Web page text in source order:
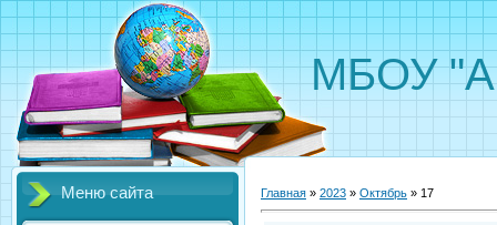
МБОУ
Меню сайта Главная » 2023 » Октябрь » 17